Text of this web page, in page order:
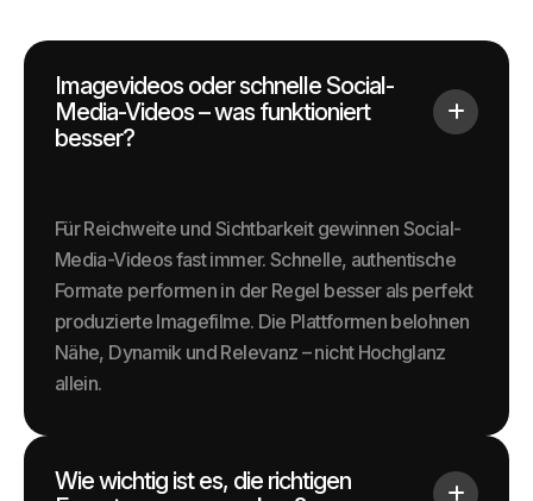
Imagevideos oder schnelle Social-
Media-Videos – was funktioniert
besser?
Für Reichweite und Sichtbarkeit gewinnen Social-
Media-Videos fast immer. Schnelle, authentische
Formate performen in der Regel besser als perfekt
produzierte Imagefilme. Die Plattformen belohnen
Nähe, Dynamik und Relevanz – nicht Hochglanz
allein.
Wie wichtig ist es, die richtigen